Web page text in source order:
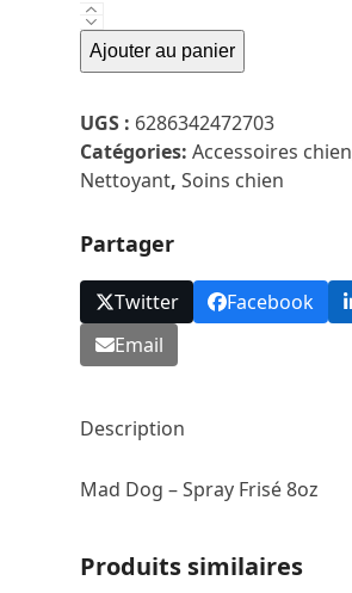
quantité
de
Mad
-
Spray
poils
8oz
Ajouter au panier
UGS : 6286342472703
Catégories:Accessoires chien
Nettoyant,Soins chien
Partager
Twitter Facebook
Email
Description
Mad Dog – Spray Frisé 8oz
Produits similaires